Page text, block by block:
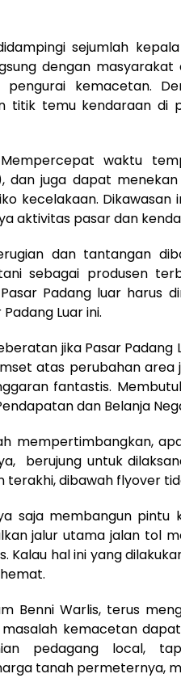
sejumlah
dengan masyarakat
kemacetan.
titik temu kendaraan di
waktu
dan juga dapat
kecelakaan. Dikawasan
aktivitas pasar dan
dan tantangan
sebagai produsen
Padang luar harus
Luar ini.
jika Pasar Padang
atas perubahan area
fantastis.
dan Belanja
mempertimbangkan,
berujung untuk
dibawah flyover
saja membangun
jalur utama jalan tol
Kalau hal ini yang
Benni Warlis, terus
kemacetan
pedagang local,
tanah permeternya,